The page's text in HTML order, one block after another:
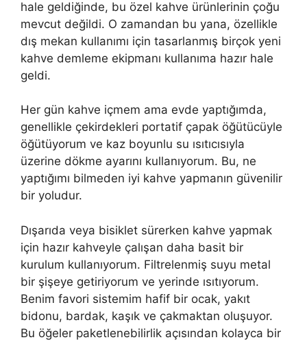
hale geldiğinde, bu özel kahve ürünlerinin çoğu
mevcut değildi. O zamandan bu yana, özellikle
dış mekan kullanımı için tasarlanmış birçok yeni
kahve demleme ekipmanı kullanıma hazır hale
geldi.
Her gün kahve içmem ama evde yaptığımda,
genellikle çekirdekleri portatif çapak öğütücüyle
öğütüyorum ve kaz boyunlu su ısıtıcısıyla
üzerine dökme ayarını kullanıyorum. Bu, ne
yaptığımı bilmeden iyi kahve yapmanın güvenilir
bir yoludur.
Dışarıda veya bisiklet sürerken kahve yapmak
için hazır kahveyle çalışan daha basit bir
kurulum kullanıyorum. Filtrelenmiş suyu metal
bir şişeye getiriyorum ve yerinde ısıtıyorum.
Benim favori sistemim hafif bir ocak, yakıt
bidonu, bardak, kaşık ve çakmaktan oluşuyor.
Bu öğeler paketlenebilirlik açısından kolayca bir